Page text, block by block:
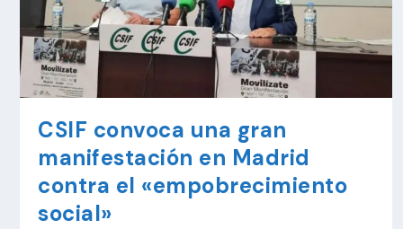
CSIF convoca una gran
manifestación en Madrid
contra el «empobrecimiento
social»